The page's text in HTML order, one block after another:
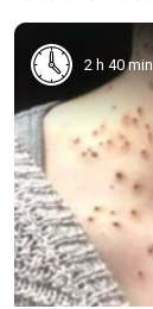
2 h 40 min